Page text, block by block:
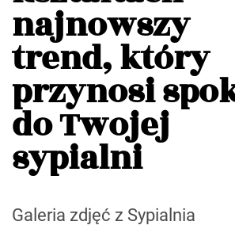
najnowszy
trend, który
przynosi
do Twojej
sypialni
Galeria zdjęć z Sypialnia